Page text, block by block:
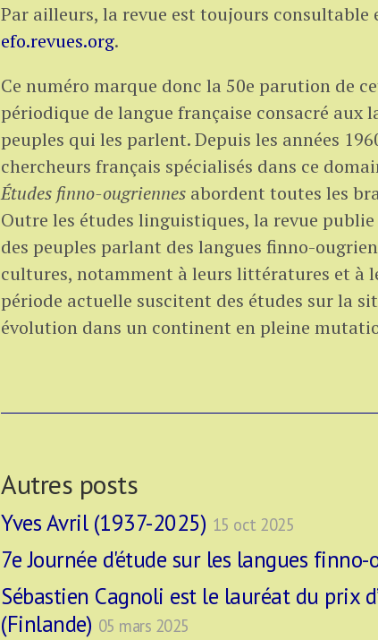
Par ailleurs, la revue est toujours consultable
efo.revues.org.
Ce numéro marque donc la 50e parution de
périodique de langue française consacré aux
peuples qui les parlent. Depuis les années
chercheurs français spécialisés dans ce
Études finno-ougriennes abordent toutes les
Outre les études linguistiques, la revue
des peuples parlant des langues finno-
cultures, notamment à leurs littératures et à
période actuelle suscitent des études sur la
évolution dans un continent en pleine
Autres posts
Yves Avril (1937-2025) 15 oct 2025
7e Journée d'étude sur les langues finno-
Sébastien Cagnoli est le lauréat du prix
(Finlande) 05 mars 2025